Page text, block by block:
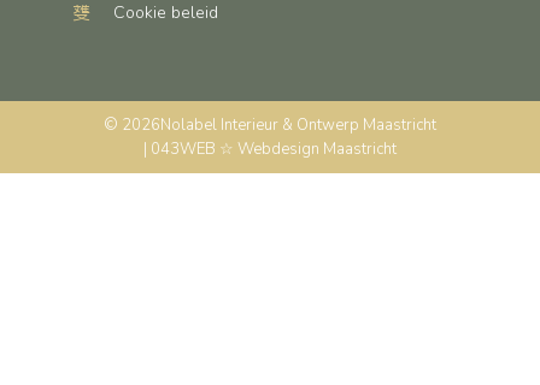
Cookie beleid
© 2026Nolabel Interieur & Ontwerp Maastricht
| 043WEB ☆ Webdesign Maastricht